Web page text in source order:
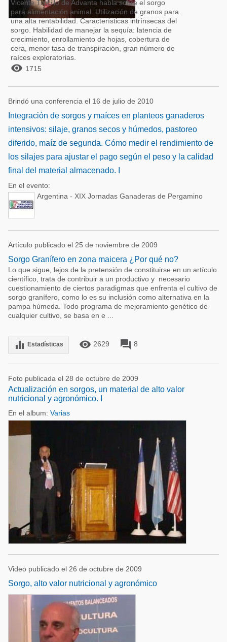
Vicente Trucillo de Advanta habla sobre el sorgo
para alimentación animal. Utilización de granos para
una alta rentabilidad. Características intrínsecas del
sorgo. Habilidad de manejar la sequía: latencia de
crecimiento, enrollamiento de hojas, cobertura de
cera, menor tasa de transpiración, gran número de
raíces exploratorias.
 1715
Brindó una conferencia el 16 de julio de 2010
Integración de sorgos y maíces en planteos ganaderos
intensivos: silaje, granos secos y húmedos, pastoreo
diferido, maíz de segunda. Cómo medir el rendimiento de
los silajes para ajustar el pago según el peso y la calidad
final del material almacenado. I
En el evento:
Argentina - XIX Jornadas Ganaderas de Pergamino
Artículo publicado el 25 de noviembre de 2009
Sorgo Granífero en zona maicera ¿Por qué no?
Lo que sigue, lejos de la pretensión de constituirse en un artículo
científico, trata de contribuir a un productivo y necesario
cuestionamiento de ciertos paradigmas que enfrenta el cultivo de
sorgo granífero, como lo es su inclusión como alternativa en la
pampa húmeda. Todo programa de mejoramiento genético de
cualquier cultivo, se basa en e ...
equalizer Estadísticas remove_red_eye 2629 forum 8
Foto publicada el 28 de octubre de 2009
Actualización en sorgos, un material de alto valor
nutricional y agronómico. I
En el album: Varias
Video publicado el 26 de octubre de 2009
Sorgo, alto valor nutricional y agronómico